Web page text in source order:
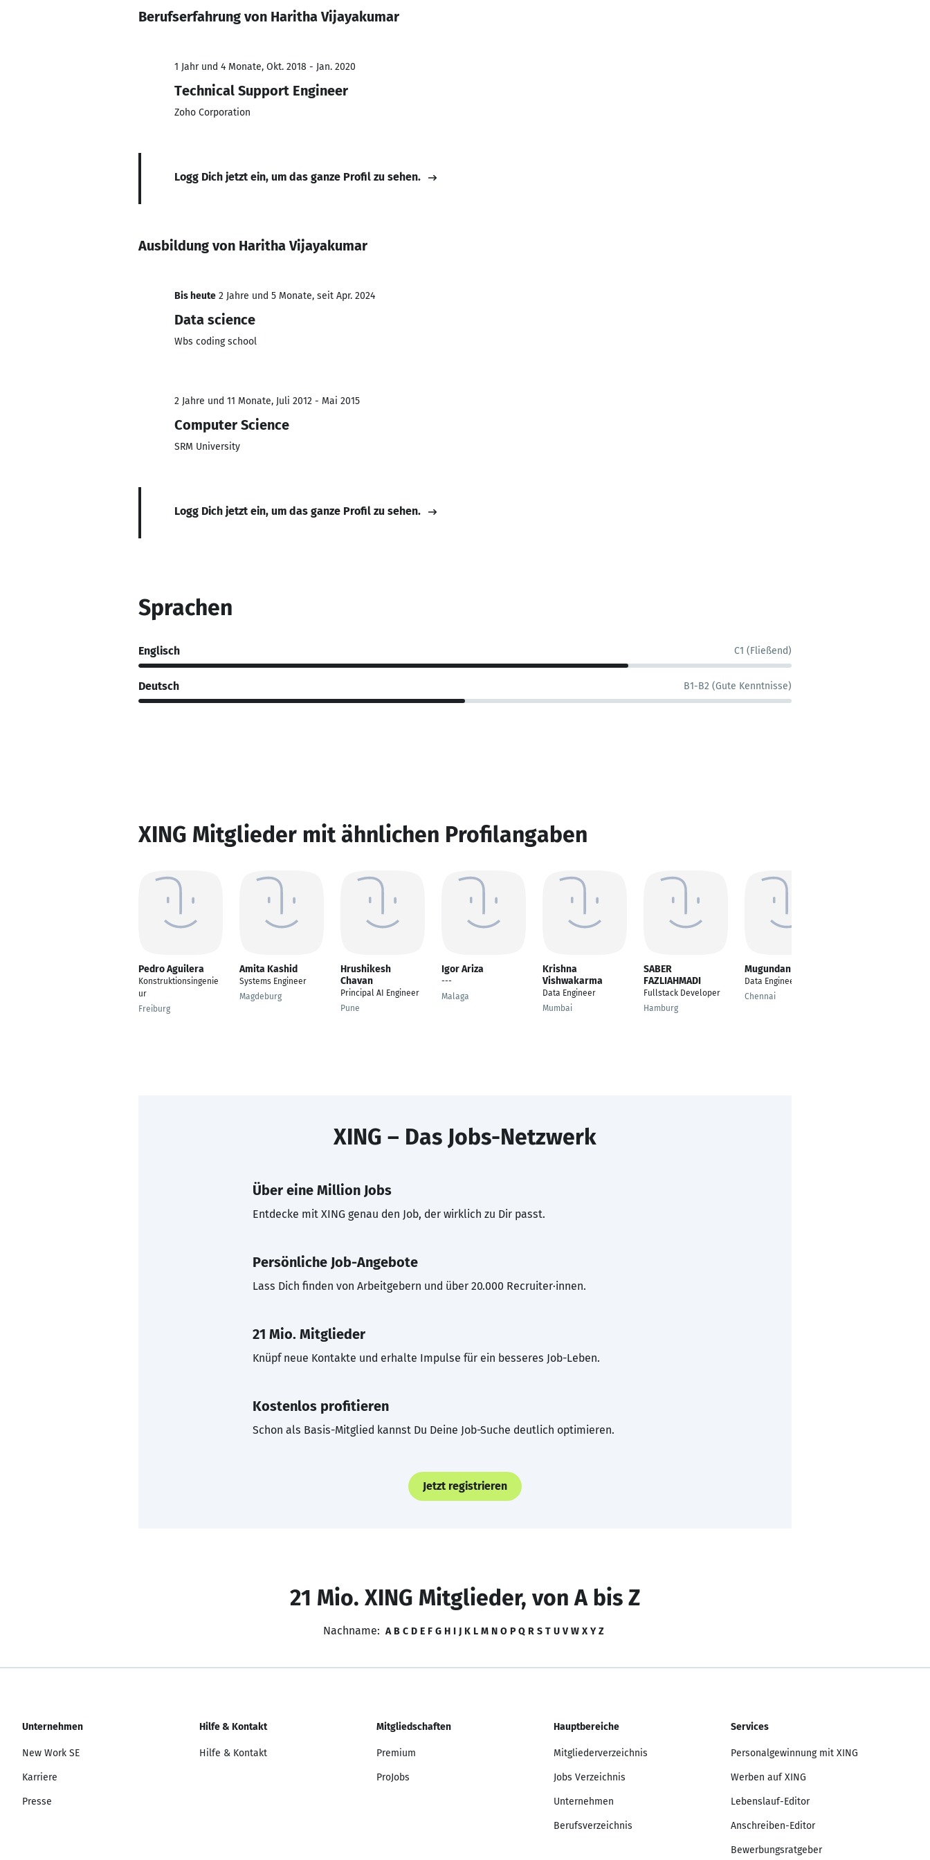
Berufserfahrung von Haritha Vijayakumar
1 Jahr und 4 Monate, Okt. 2018 - Jan. 2020
Technical Support Engineer
Zoho Corporation
Logg Dich jetzt ein, um das ganze Profil zu sehen.
Ausbildung von Haritha Vijayakumar
Bis heute 2 Jahre und 5 Monate, seit Apr. 2024
Data science
Wbs coding school
2 Jahre und 11 Monate, Juli 2012 - Mai 2015
Computer Science
SRM University
Logg Dich jetzt ein, um das ganze Profil zu sehen.
Sprachen
Englisch C1 (Fließend)
Deutsch B1-B2 (Gute Kenntnisse)
XING Mitglieder mit ähnlichen Profilangaben
Pedro Aguilera
Konstruktionsingenie
ur
Freiburg
Amita Kashid
Systems Engineer
Magdeburg
Hrushikesh
Chavan
Principal AI Engineer
Pune
Igor Ariza
---
Malaga
Krishna
Vishwakarma
Data Engineer
Mumbai
SABER
FAZLIAHMADI
Fullstack Developer
Hamburg
Mugundan Aswin
Data Engineer
Chennai
XING – Das Jobs-Netzwerk
Über eine Million Jobs
Entdecke mit XING genau den Job, der wirklich zu Dir passt.
Persönliche Job-Angebote
Lass Dich finden von Arbeitgebern und über 20.000 Recruiter·innen.
21 Mio. Mitglieder
Knüpf neue Kontakte und erhalte Impulse für ein besseres Job-Leben.
Kostenlos profitieren
Schon als Basis-Mitglied kannst Du Deine Job-Suche deutlich optimieren.
Jetzt registrieren
21 Mio. XING Mitglieder, von A bis Z
Nachname: A B C D E F G H I J K L M N O P Q R S T U V W X Y Z
Unternehmen
New Work SE
Karriere
Presse
Hilfe & Kontakt
Hilfe & Kontakt
Mitgliedschaften
Premium
ProJobs
Hauptbereiche
Mitgliederverzeichnis
Jobs Verzeichnis
Unternehmen
Berufsverzeichnis
Services
Personalgewinnung mit XING
Werben auf XING
Lebenslauf-Editor
Anschreiben-Editor
Bewerbungsratgeber